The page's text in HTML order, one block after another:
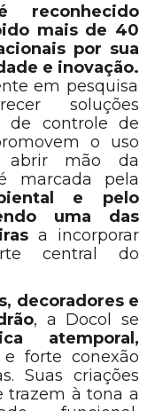
mais de 40
por sua
e inovação.
em pesquisa
soluções
de controle de
o uso
abrir mão da
marcada pela
e pelo
uma das
a incorporar
central do
decoradores e
, a Docol se
atemporal,
e forte conexão
Suas criações
trazem à tona a